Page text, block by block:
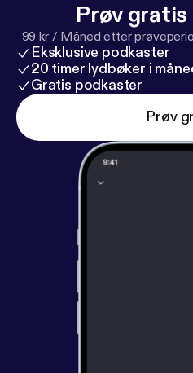
Prøv gratis
99 kr / Måned etter
Eksklusive podkaster
20 timer lydbøker i
Gratis podkaster
Prøv